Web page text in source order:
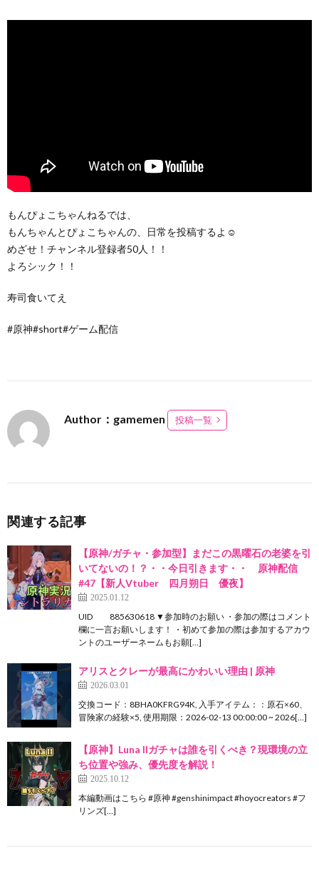
もんぴょこちゃんねるでは、
もんちゃんとぴょこちゃんの、日常を投稿するよ☺
めざせ！チャンネル登録者50人！！
よろシック！！
寿司食いてえ
#原神#short#ゲーム配信
Author：gamemen 投稿一覧
関連する記事
【原神/ガチャ・参加型】まだこの黒曜石の老婆を引
いてないの！？・・今日引きます・・ 原神配信
#47【新人Vtuber 四月朔日 優夜】
2025.01.12
UID 885630618 ▼参加時のお願い ・参加の際はコメント
欄に一言お願いします！ ・初めて参加の際は参加するアカウ
ントのユーザーネームもお願[…]
アリスとクレーが最高にかわいい理由 | 原神
2026.03.01
交換コード：8BHA0KFRG94K, 入手アイテム：：原石×60、
冒険家の経験×5, 使用期限：2026-02-13 00:00:00 ~ 2026[…]
【原神】Luna IIガチャは誰を引くべき？現環境の立
ち位置や強み、優先度を解説！
2025.10.12
本編動画はこちら #原神 #genshinimpact #hoyocreators #フ
リンズ[…]